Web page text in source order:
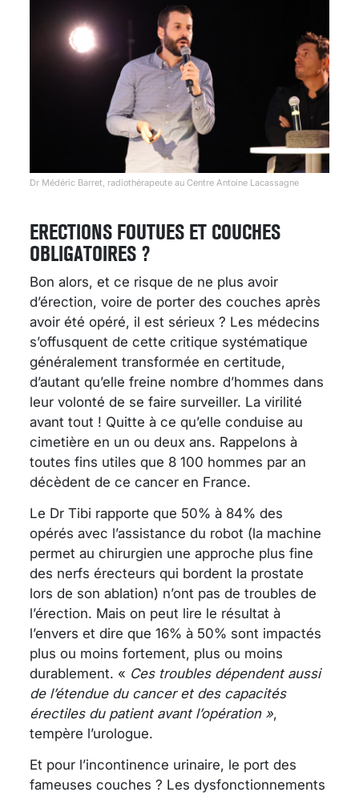
Dr Médéric Barret, radiothérapeute au Centre Antoine Lacassagne
ERECTIONS FOUTUES ET COUCHES
OBLIGATOIRES ?
Bon alors, et ce risque de ne plus avoir
d’érection, voire de porter des couches après
avoir été opéré, il est sérieux ? Les médecins
s’offusquent de cette critique systématique
généralement transformée en certitude,
d’autant qu’elle freine nombre d’hommes dans
leur volonté de se faire surveiller. La virilité
avant tout ! Quitte à ce qu’elle conduise au
cimetière en un ou deux ans. Rappelons à
toutes fins utiles que 8 100 hommes par an
décèdent de ce cancer en France.
Le Dr Tibi rapporte que 50% à 84% des
opérés avec l’assistance du robot (la machine
permet au chirurgien une approche plus fine
des nerfs érecteurs qui bordent la prostate
lors de son ablation) n’ont pas de troubles de
l’érection. Mais on peut lire le résultat à
l’envers et dire que 16% à 50% sont impactés
plus ou moins fortement, plus ou moins
durablement. « Ces troubles dépendent aussi
de l’étendue du cancer et des capacités
érectiles du patient avant l’opération »,
tempère l’urologue.
Et pour l’incontinence urinaire, le port des
fameuses couches ? Les dysfonctionnements